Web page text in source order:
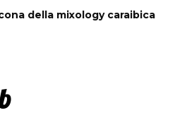
della mixology caraibica